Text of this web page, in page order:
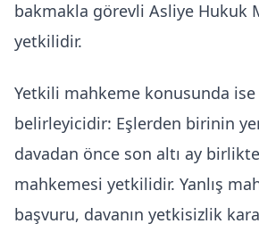
bakmakla görevli Asliye Hukuk
yetkilidir.
Yetkili mahkeme konusunda ise
belirleyicidir: Eşlerden birinin
davadan önce son altı ay
mahkemesi yetkilidir. Yanlış
başvuru, davanın yetkisizlik